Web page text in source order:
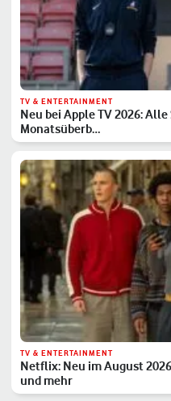
TV & ENTERTAINMENT
Neu bei Apple TV 2026:
Monatsüberb…
TV & ENTERTAINMENT
Netflix: Neu im August
und mehr